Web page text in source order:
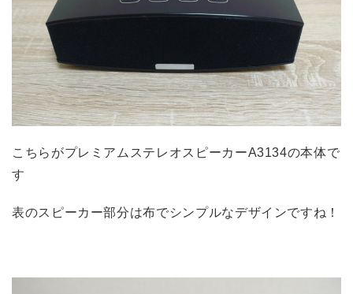
こちらがプレミアムステレオスピーカーA3134の本体で
す
表のスピーカー部分は布でシンプルなデザインですね！